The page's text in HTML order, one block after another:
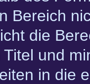
Bereich
die
und
in die